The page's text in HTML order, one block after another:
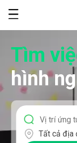
Tìm
hình
Tất cả địa